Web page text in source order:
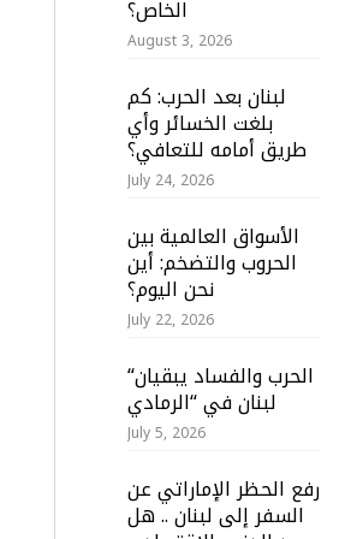
الخاص؟
August 3, 2026
لبنان بعد الحرب: كم
بلغت الخسائر وأي
طريق أمامه للتعافي؟
July 24, 2026
الأسواق العالمية بين
الحروب والتضخم: أين
نحن اليوم؟
July 22, 2026
“الحرب والفساد يبقيان
لبنان في “الرمادي
July 5, 2026
رفع الحظر الإماراتي عن
السفر إلى لبنان .. هل